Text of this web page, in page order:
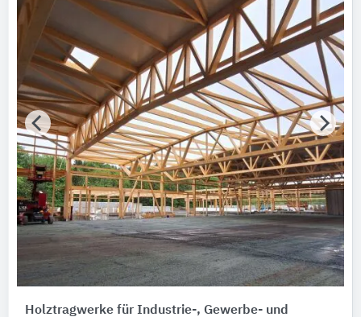
Holztragwerke für Industrie-, Gewerbe- und